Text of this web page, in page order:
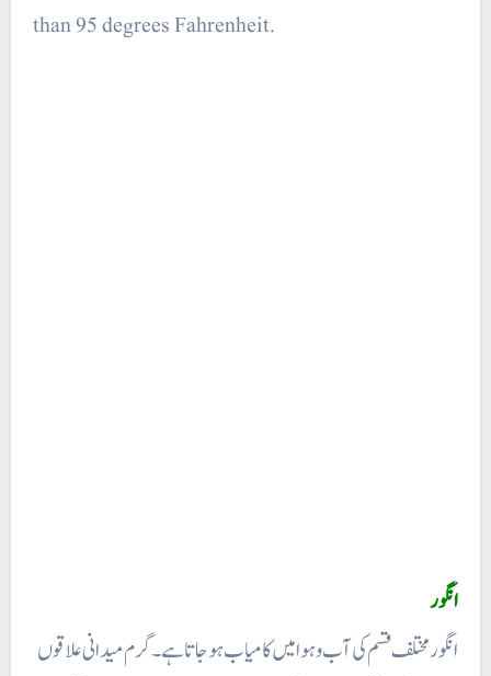
than 95 degrees Fahrenheit.
انگور
انگور مختلف قسم کی آب و ہوا میں کامیاب ہو جاتا ہے۔ گرم میدانی علاقوں